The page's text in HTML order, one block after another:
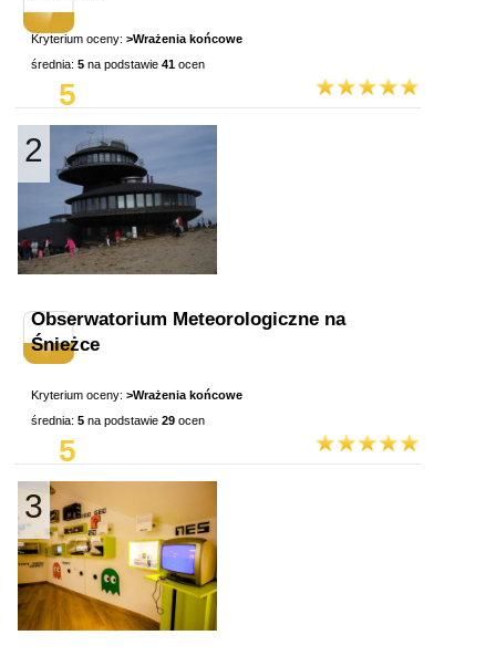
Kryterium oceny: >Wrażenia końcowe
średnia: 5 na podstawie 41 ocen
5
2
Obserwatorium Meteorologiczne na
Śnieżce
Kryterium oceny: >Wrażenia końcowe
średnia: 5 na podstawie 29 ocen
5
3